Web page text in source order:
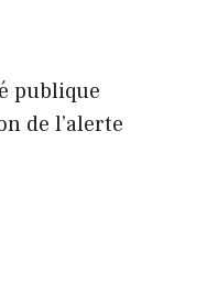
publique
de l’alerte